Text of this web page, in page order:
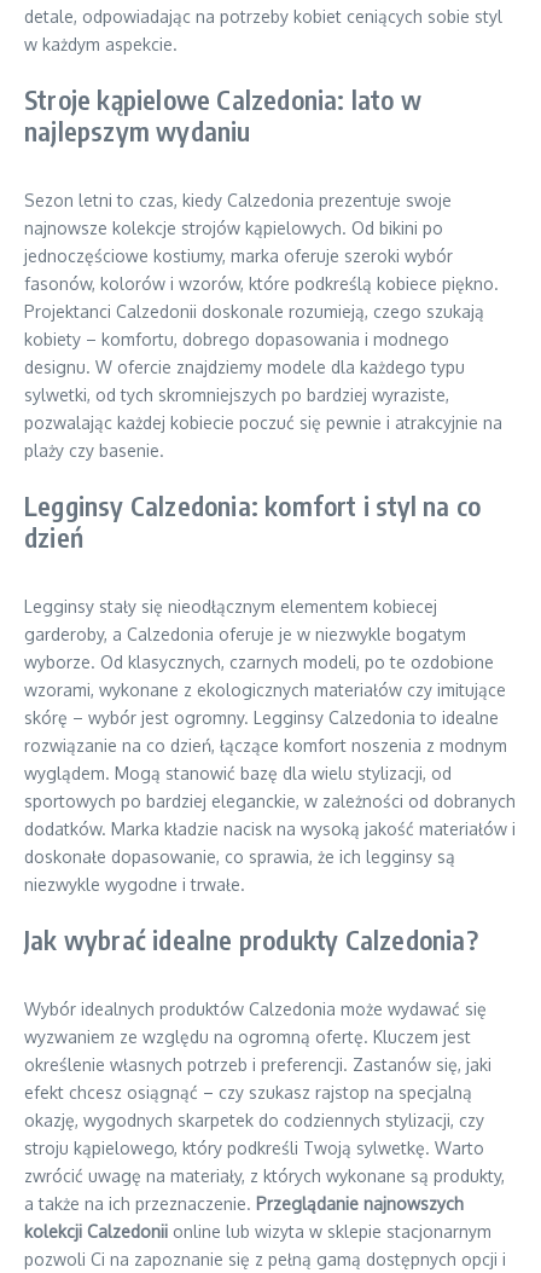
detale, odpowiadając na potrzeby kobiet ceniących sobie styl
w każdym aspekcie.
Stroje kąpielowe Calzedonia: lato w
najlepszym wydaniu
Sezon letni to czas, kiedy Calzedonia prezentuje swoje
najnowsze kolekcje strojów kąpielowych. Od bikini po
jednoczęściowe kostiumy, marka oferuje szeroki wybór
fasonów, kolorów i wzorów, które podkreślą kobiece piękno.
Projektanci Calzedonii doskonale rozumieją, czego szukają
kobiety – komfortu, dobrego dopasowania i modnego
designu. W ofercie znajdziemy modele dla każdego typu
sylwetki, od tych skromniejszych po bardziej wyraziste,
pozwalając każdej kobiecie poczuć się pewnie i atrakcyjnie na
plaży czy basenie.
Legginsy Calzedonia: komfort i styl na co
dzień
Legginsy stały się nieodłącznym elementem kobiecej
garderoby, a Calzedonia oferuje je w niezwykle bogatym
wyborze. Od klasycznych, czarnych modeli, po te ozdobione
wzorami, wykonane z ekologicznych materiałów czy imitujące
skórę – wybór jest ogromny. Legginsy Calzedonia to idealne
rozwiązanie na co dzień, łączące komfort noszenia z modnym
wyglądem. Mogą stanowić bazę dla wielu stylizacji, od
sportowych po bardziej eleganckie, w zależności od dobranych
dodatków. Marka kładzie nacisk na wysoką jakość materiałów i
doskonałe dopasowanie, co sprawia, że ich legginsy są
niezwykle wygodne i trwałe.
Jak wybrać idealne produkty Calzedonia?
Wybór idealnych produktów Calzedonia może wydawać się
wyzwaniem ze względu na ogromną ofertę. Kluczem jest
określenie własnych potrzeb i preferencji. Zastanów się, jaki
efekt chcesz osiągnąć – czy szukasz rajstop na specjalną
okazję, wygodnych skarpetek do codziennych stylizacji, czy
stroju kąpielowego, który podkreśli Twoją sylwetkę. Warto
zwrócić uwagę na materiały, z których wykonane są produkty,
a także na ich przeznaczenie. Przeglądanie najnowszych
kolekcji Calzedonii online lub wizyta w sklepie stacjonarnym
pozwoli Ci na zapoznanie się z pełną gamą dostępnych opcji i